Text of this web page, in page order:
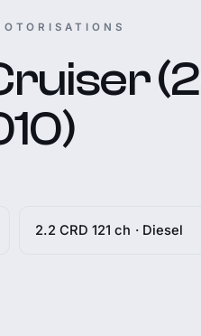
2.2 CRD 121 ch · Diesel